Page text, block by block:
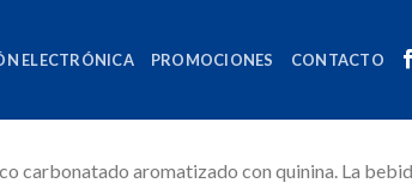
ELECTRÓNICA PROMOCIONES CONTACTO
carbonatado aromatizado con quinina. La